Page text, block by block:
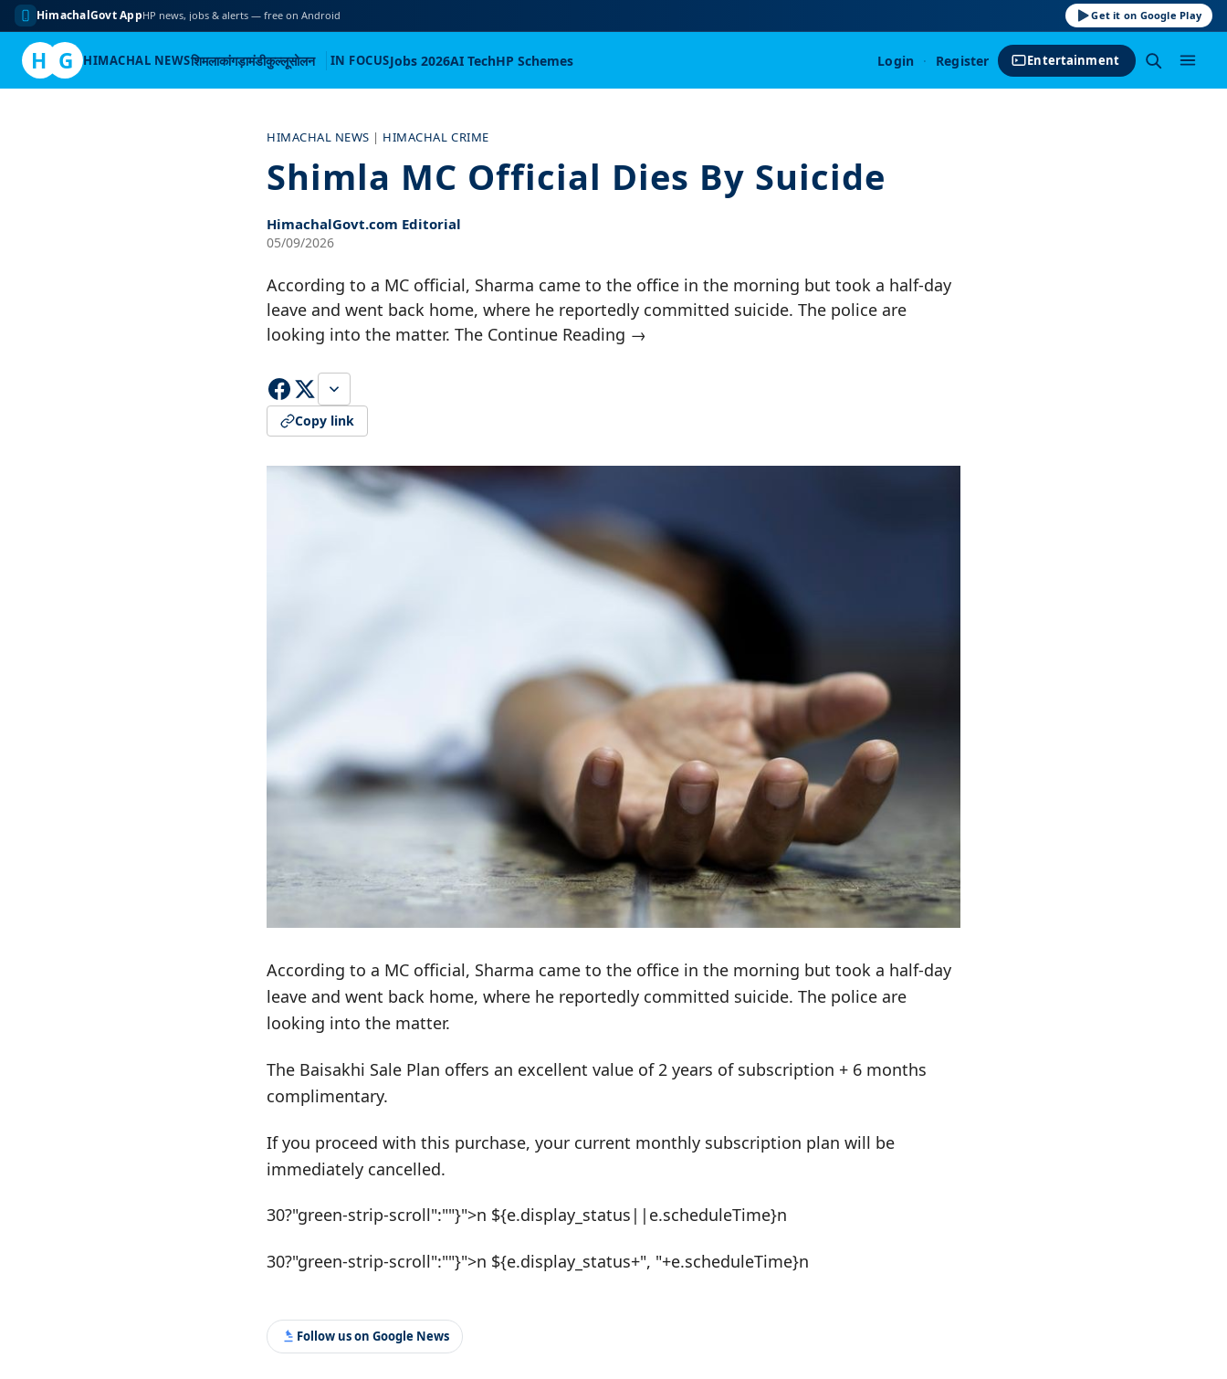
HimachalGovt AppHP news, jobs & alerts — free on Android Get it on Google Play
H G HIMACHAL NEWSशिमलाकांगड़ामंडीकुल्लूसोलन IN FOCUSJobs 2026AI TechHP Schemes Login · Register Entertainment
HIMACHAL NEWS | HIMACHAL CRIME
Shimla MC Official Dies By Suicide
HimachalGovt.com Editorial
05/09/2026
According to a MC official, Sharma came to the office in the morning but took a half-day
leave and went back home, where he reportedly committed suicide. The police are
looking into the matter. The Continue Reading →
Copy link
According to a MC official, Sharma came to the office in the morning but took a half-day
leave and went back home, where he reportedly committed suicide. The police are
looking into the matter.
The Baisakhi Sale Plan offers an excellent value of 2 years of subscription + 6 months
complimentary.
If you proceed with this purchase, your current monthly subscription plan will be
immediately cancelled.
30?"green-strip-scroll":""}">n ${e.display_status||e.scheduleTime}n
30?"green-strip-scroll":""}">n ${e.display_status+", "+e.scheduleTime}n
Follow us on Google News